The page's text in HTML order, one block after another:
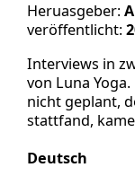
Heruasgeber:
veröffentlicht:
Interviews in
von Luna
nicht geplant,
stattfand,
Deutsch